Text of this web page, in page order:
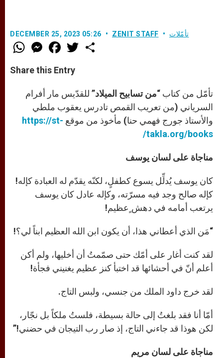
DECEMBER 25, 2023 05:26 ZENIT STAFF تأمّلات
W
h
t
s
p
p
M
e
s
e
e
r
F
a
e
b
k
w
r
Share this Entry
تأمّل من كتاب “من تسابيح الميلاد” للقدّيس مار أفرام
السرياني (من تعريب القمص تادرس يعقوب ملطي
والأستاذ جورج فهمي حنا) مأخوذ من موقع https://st-
takla.org/books/
مناجاة على لسان يوسف
كان يوسف يُدلِّل يسوع كطفلٍ، لكنّه يقدّم له العبادة كإله!
كإله صالح وجد فيه مسرّته، وكإله عادل كان يوسف
يرتعب أمامه في دهش ٍعظيم!
“مَن الذي أعطاني هذا، أن يكون ابن الله العظيم ابناً لي؟!
لقد كنت أغار على أمّك حتى صمّمتُ أن أخليها، ولم أكن
أعلم أنّ في أحشائها قد اختبأ كنز عظيم يغنيني فجأة!
لقد خرج داود الملك من جنسي، ولبس التاج.
أمّا أنا فقد بلغتُ إلى حالة بسيطة، فلستُ ملكاً بل نجّار،
لكن هوذا قد جاءني التاج، إذ صار رب التيجان في حضني!”
مناجاة على لسان مريم